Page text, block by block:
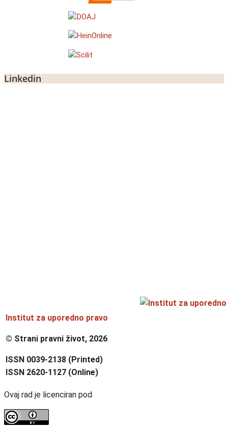
Linkedin
Institut za uporedno pravo
© Strani pravni život, 2026
ISSN 0039-2138 (Printed)
ISSN 2620-1127 (Online)
Ovaj rad je licenciran pod